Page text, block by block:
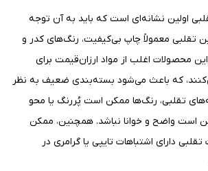
اولین نشانه‌ای است که باید به آن توجه
تقلبی معمولاً چاپ بی‌کیفیت، رنگ‌های کدر و
این محصولات اغلب از مواد ارزان‌قیمت برای
که باعث می‌شود بسته‌بندی ضعیف به نظر
تقلبی، رنگ‌ها ممکن است پُررنگ یا محو
است واضح و خوانا نباشد. همچنین، ممکن
دارای اشتباهات تایپی یا گرامری در